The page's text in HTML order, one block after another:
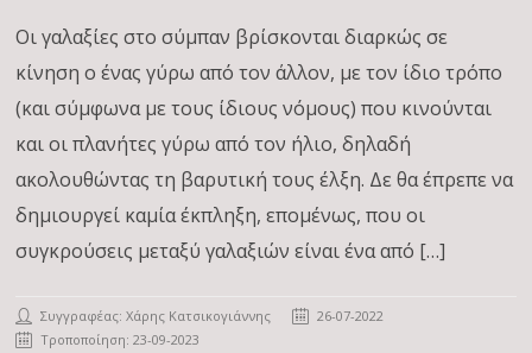
Οι γαλαξίες στο σύμπαν βρίσκονται διαρκώς σε
κίνηση ο ένας γύρω από τον άλλον, με τον ίδιο τρόπο
(και σύμφωνα με τους ίδιους νόμους) που κινούνται
και οι πλανήτες γύρω από τον ήλιο, δηλαδή
ακολουθώντας τη βαρυτική τους έλξη. Δε θα έπρεπε να
δημιουργεί καμία έκπληξη, επομένως, που οι
συγκρούσεις μεταξύ γαλαξιών είναι ένα από […]
Συγγραφέας:Χάρης Κατσικογιάννης
26-07-2022
Τροποποίηση: 23-09-2023